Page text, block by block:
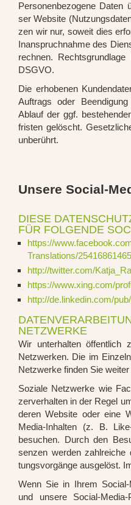
Per­so­nen­be­zo­ge­ne Daten
ser Web­site
zen wir nur, soweit dies
Inan­spruch­nah­me des
rech­nen.
DSGVO.
Die erho­be­nen
Auf­trags oder
Ablauf der ggf.
fris­ten gelöscht.
unbe­rührt.
Unsere Social-
DIESE
FÜR FOLGENDE
https://
Translations/
http://twitter.com/
https://www.xing.com/
http://de.linkedin.com/
NETZWERKE
Wir unter­hal­ten öffent­lich
Netz­wer­ken. Die im
Netz­wer­ke fin­den Sie wei­ter
Sozia­le Netz­wer­ke wie
zer­ver­hal­ten in der Regel
deren Web­site oder eine
Media-Inhal­ten (z. B.
besu­chen. Durch den
sen­zen wer­den zahl­rei­che
tungs­vor­gän­ge aus­ge­löst.
Wenn Sie in Ihrem Social-
und unse­re Social-